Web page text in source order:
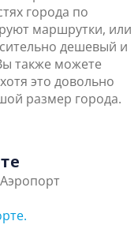
города по
маршрутки, или
дешевый и
также можете
это довольно
размер города.